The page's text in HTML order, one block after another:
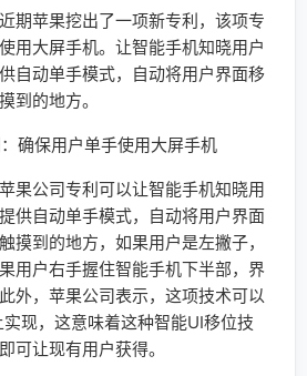
苹果挖出了一项新专利，该项专
用大屏手机。让智能手机知晓用户
自动单手模式，自动将用户界面移
到的地方。
公司专利可以让智能手机知晓用
供自动单手模式，自动将用户界面
摸到的地方，如果用户是左撇子，
用户右手握住智能手机下半部，界
外，苹果公司表示，这项技术可以
现，这意味着这种智能UI移位技
可让现有用户获得。